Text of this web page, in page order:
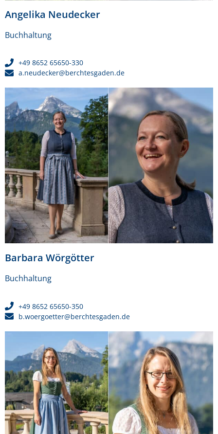
Angelika Neudecker
Buchhaltung
+49 8652 65650-330
a.neudecker@berchtesgaden.de
Barbara Wörgötter
Buchhaltung
+49 8652 65650-350
b.woergoetter@berchtesgaden.de